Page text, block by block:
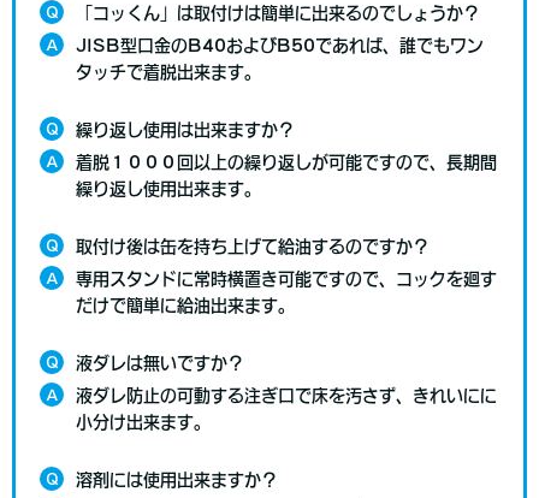
Q 「コッくん」は取付けは簡単に出来るのでしょうか？
A
JISB型口金のB40およびB50であれば、誰でもワン
タッチで着脱出来ます。
Q 繰り返し使用は出来ますか？
A
着脱１０００回以上の繰り返しが可能ですので、長期間
繰り返し使用出来ます。
Q 取付け後は缶を持ち上げて給油するのですか？
A
専用スタンドに常時横置き可能ですので、コックを廻す
だけで簡単に給油出来ます。
Q 液ダレは無いですか？
A
液ダレ防止の可動する注ぎ口で床を汚さず、きれいにに
小分け出来ます。
Q 溶剤には使用出来ますか？